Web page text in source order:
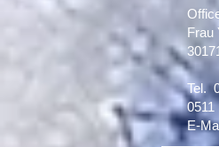
Frau
Tel.
0511
E-